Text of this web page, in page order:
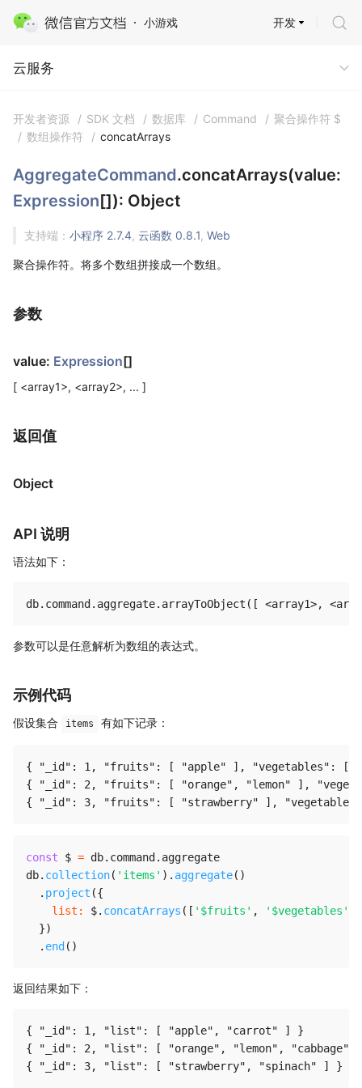
小游戏
云服务 · 云开发
开发
云服务
开发者资源 / SDK 文档 / 数据库 / Command / 聚合操作符 $
/ 数组操作符 / concatArrays
AggregateCommand.concatArrays(value:
Expression[]): Object
支持端： 小程序 2.7.4, 云函数 0.8.1, Web
聚合操作符。将多个数组拼接成一个数组。
参数
value: Expression[]
[ <array1>, <array2>, ... ]
返回值
Object
API 说明
语法如下：
参数可以是任意解析为数组的表达式。
示例代码
假设集合 items 有如下记录：
{ "_id": 1, "fruits": [ "apple" ], "vegetables": [
{ "_id": 2, "fruits": [ "orange", "lemon" ],
const $ = db. command . aggregate
db. collection( 'items' ) . aggregate( )
. project ({
list : $. concatArrays ( [ '$fruits' , '$vegetables'
})
. end ( )
返回结果如下：
{ "_id": 1, "list": [ "apple", "carrot" ] }
{ "_id": 2, "list": [ "orange", "lemon", "cabbage"